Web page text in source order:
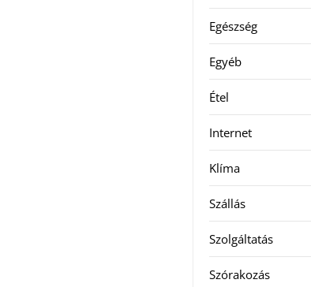
Egészség
Egyéb
Étel
Internet
Klíma
Szállás
Szolgáltatás
Szórakozás